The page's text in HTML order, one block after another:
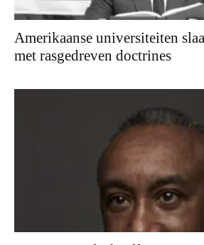
Amerikaanse universiteiten
met rasgedreven doctrines